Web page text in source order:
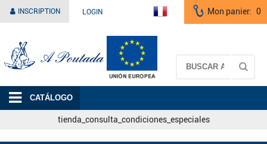
INSCRIPTION LOGIN Mon panier: 0
CATÁLOGO
tienda_consulta_condiciones_especiales